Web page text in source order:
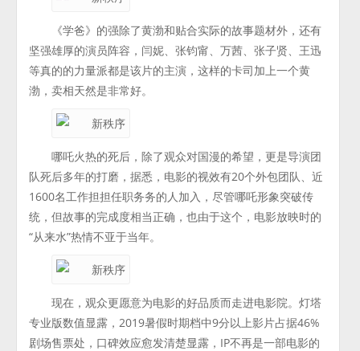
《学爸》的强除了黄渤和贴合实际的故事题材外，还有
坚强雄厚的演员阵容，闫妮、张钧甯、万茜、张子贤、王迅
等真的的力量派都是该片的主演，这样的卡司加上一个黄
渤，卖相天然是非常好。
哪吒火热的死后，除了观众对国漫的希望，更是导演团
队死后多年的打磨，据悉，电影的视效有20个外包团队、近
1600名工作担担任职务务的人加入，尽管哪吒形象突破传
统，但故事的完成度相当正确，也由于这个，电影放映时的
“从来水”热情不亚于当年。
现在，观众更愿意为电影的好品质而走进电影院。灯塔
专业版数值显露，2019暑假时期档中9分以上影片占据46%
剧场售票处，口碑效应愈发清楚显露，IP不再是一部电影的